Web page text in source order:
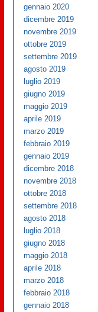
gennaio 2020
dicembre 2019
novembre 2019
ottobre 2019
settembre 2019
agosto 2019
luglio 2019
giugno 2019
maggio 2019
aprile 2019
marzo 2019
febbraio 2019
gennaio 2019
dicembre 2018
novembre 2018
ottobre 2018
settembre 2018
agosto 2018
luglio 2018
giugno 2018
maggio 2018
aprile 2018
marzo 2018
febbraio 2018
gennaio 2018